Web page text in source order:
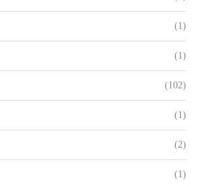
(1)
(1)
(102)
(1)
(2)
(1)